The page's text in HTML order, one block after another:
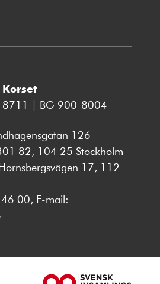
| BG 900-8004
126
82, 104 25 Stockholm
17, 112
00, E-mail: